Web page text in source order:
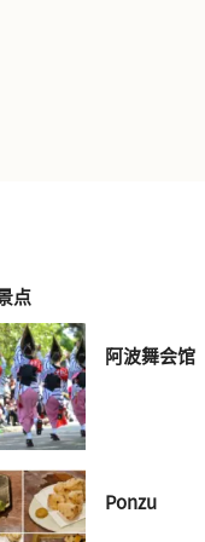
点
阿波舞会馆
Ponzu